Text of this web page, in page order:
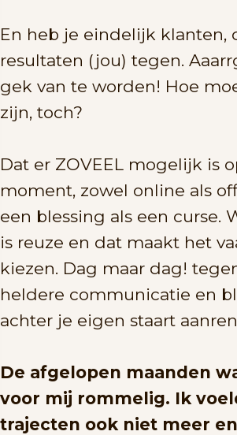
En heb je eindelijk klanten,
resultaten (jou) tegen.
gek van te worden! Hoe
zijn, toch?
Dat er ZOVEEL mogelijk is
moment, zowel online als
een blessing als een curse.
is reuze en dat maakt het
kiezen. Dag maar dag!
heldere communicatie en
achter je eigen staart
De afgelopen maanden
voor mij rommelig. Ik
trajecten ook niet meer